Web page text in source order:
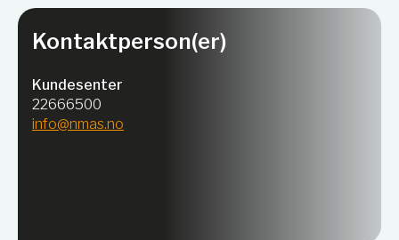
Kontaktperson(er)
Kundesenter
22666500
info@nmas.no